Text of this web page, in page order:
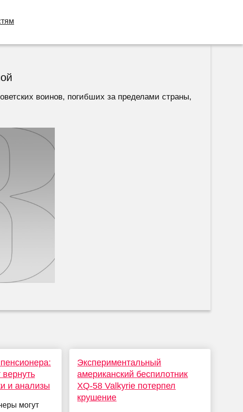
воинов, погибших за пределами страны,
и анализы
могут
Экспериментальный
американский беспилотник
XQ-58 Valkyrie потерпел
крушение